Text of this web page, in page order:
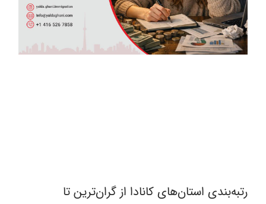
رتبه‌بندی استان‌های کانادا از گران‌ترین تا